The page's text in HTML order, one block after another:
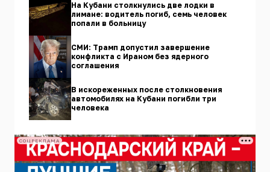
На Кубани столкнулись две лодки в
лимане: водитель погиб, семь человек
попали в больницу
СМИ: Трамп допустил завершение
конфликта с Ираном без ядерного
соглашения
В искореженных после столкновения
автомобилях на Кубани погибли три
человека
СОЦРЕКЛАМА